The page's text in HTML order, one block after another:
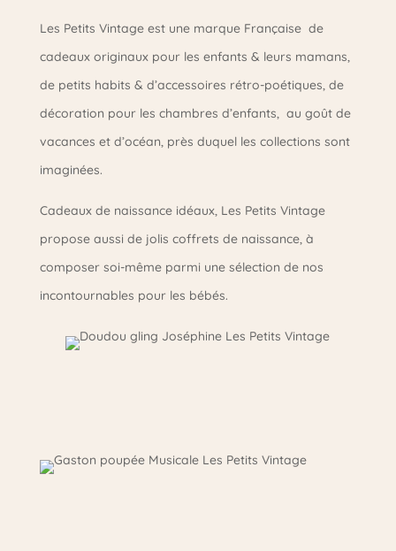
Les Petits Vintage est une marque Française de
cadeaux originaux pour les enfants & leurs mamans,
de petits habits & d’accessoires rétro-poétiques, de
décoration pour les chambres d’enfants, au goût de
vacances et d’océan, près duquel les collections sont
imaginées.
Cadeaux de naissance idéaux, Les Petits Vintage
propose aussi de jolis coffrets de naissance, à
composer soi-même parmi une sélection de nos
incontournables pour les bébés.